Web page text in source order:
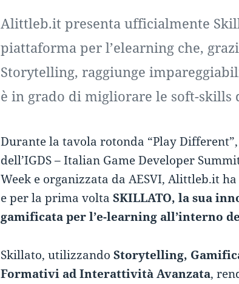
Alittleb.it presenta ufficialmente
piattaforma per l’elearning che,
Storytelling, raggiunge
è in grado di migliorare le soft-skills
Durante la tavola rotonda “Play
dell’IGDS – Italian Game Developer
Week e organizzata da AESVI, Alittleb.it
e per la prima voltaSKILLATO, la sua
gamificata per l’e-learning all’interno
Skillato, utilizzandoStorytelling,
Formativi ad Interattività Avanzata,